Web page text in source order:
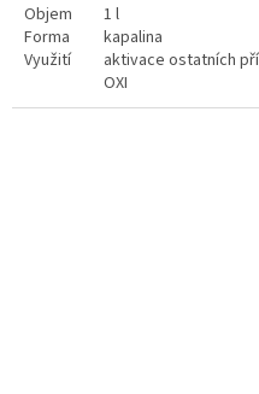
Objem
1 l
Forma
kapalina
Využití
aktivace ostatních
OXI
Varianty
1 l,3 l,5 l